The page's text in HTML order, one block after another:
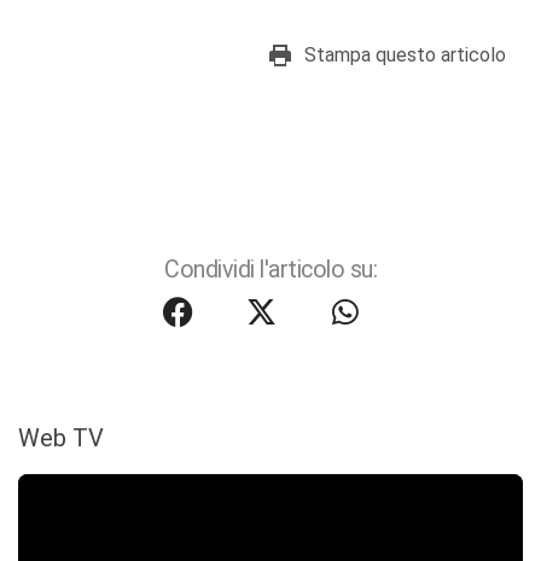
Stampa questo articolo
Condividi l'articolo su:
Web TV